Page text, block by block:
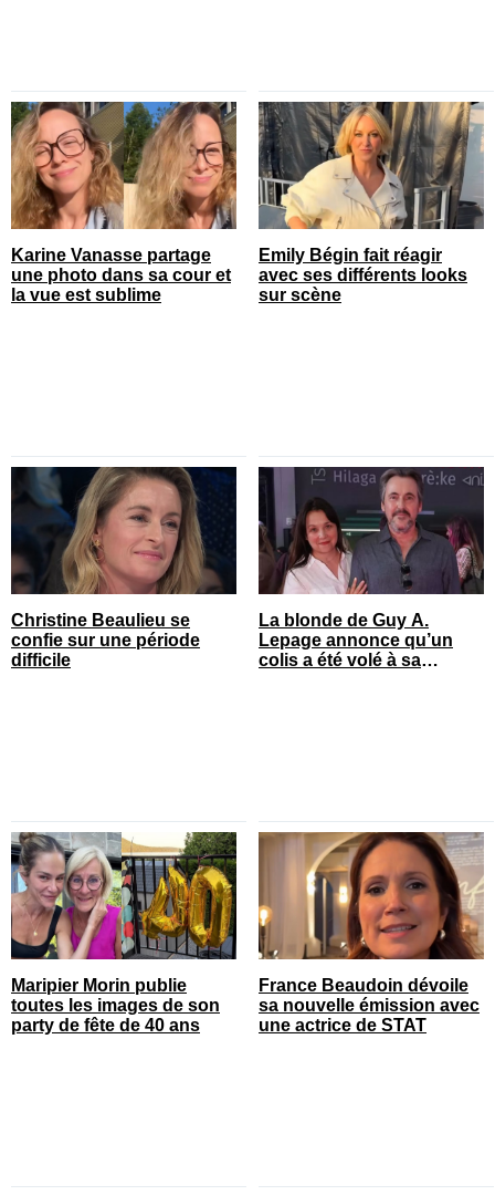
Karine Vanasse partage
une photo dans sa cour et
la vue est sublime
Emily Bégin fait réagir
avec ses différents looks
sur scène
Christine Beaulieu se
confie sur une période
difficile
La blonde de Guy A.
Lepage annonce qu’un
colis a été volé à sa
Maripier Morin publie
toutes les images de son
party de fête de 40 ans
France Beaudoin dévoile
sa nouvelle émission avec
une actrice de STAT